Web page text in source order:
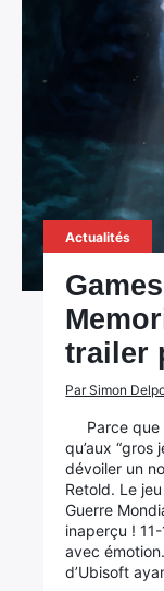
Actualités
trailer
Par Simon
Parce que
qu’aux
dévoiler un
Retold. Le
Guerre
inaperçu !
avec
d’Ubisoft